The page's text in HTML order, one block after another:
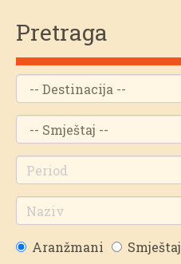
Pretraga
Aranžmani Smještaj